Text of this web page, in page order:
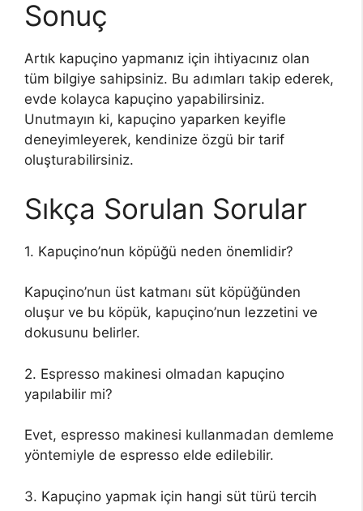
Sonuç
Artık kapuçino yapmanız için ihtiyacınız olan
tüm bilgiye sahipsiniz. Bu adımları takip ederek,
evde kolayca kapuçino yapabilirsiniz.
Unutmayın ki, kapuçino yaparken keyifle
deneyimleyerek, kendinize özgü bir tarif
oluşturabilirsiniz.
Sıkça Sorulan Sorular
1. Kapuçino’nun köpüğü neden önemlidir?
Kapuçino’nun üst katmanı süt köpüğünden
oluşur ve bu köpük, kapuçino’nun lezzetini ve
dokusunu belirler.
2. Espresso makinesi olmadan kapuçino
yapılabilir mi?
Evet, espresso makinesi kullanmadan demleme
yöntemiyle de espresso elde edilebilir.
3. Kapuçino yapmak için hangi süt türü tercih